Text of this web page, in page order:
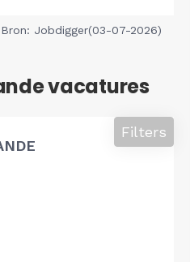
Bron: Jobdigger(03-07-2026)
vacatures
Filters